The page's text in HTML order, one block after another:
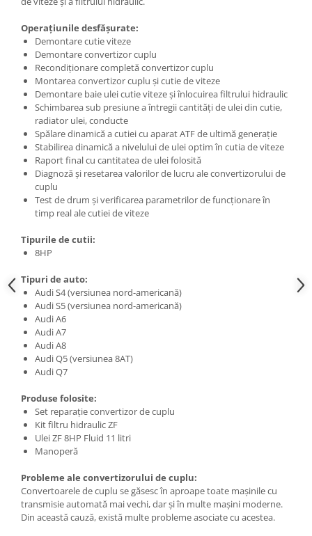
Operațiunile desfășurate:
Demontare cutie viteze
Demontare convertizor cuplu
Recondiționare completă convertizor cuplu
Montarea convertizor cuplu și cutie de viteze
Demontare baie ulei cutie viteze și înlocuirea filtrului hidraulic
Schimbarea sub presiune a întregii cantități de ulei din cutie,
radiator ulei, conducte
Spălare dinamică a cutiei cu aparat ATF de ultimă generație
Stabilirea dinamică a nivelului de ulei optim în cutia de viteze
Raport final cu cantitatea de ulei folosită
Diagnoză și resetarea valorilor de lucru ale convertizorului de
cuplu
Test de drum și verificarea parametrilor de funcționare în
timp real ale cutiei de viteze
Tipurile de cutii:
8HP
Tipuri de auto:
Audi S4 (versiunea nord-americană)
Audi S5 (versiunea nord-americană)
Audi A6
Audi A7
Audi A8
Audi Q5 (versiunea 8AT)
Audi Q7
Produse folosite:
Set reparație convertizor de cuplu
Kit filtru hidraulic ZF
Ulei ZF 8HP Fluid 11 litri
Manoperă
Probleme ale convertizorului de cuplu:
Convertoarele de cuplu se găsesc în aproape toate mașinile cu
transmisie automată mai vechi, dar și în multe mașini moderne.
Din această cauză, există multe probleme asociate cu acestea.